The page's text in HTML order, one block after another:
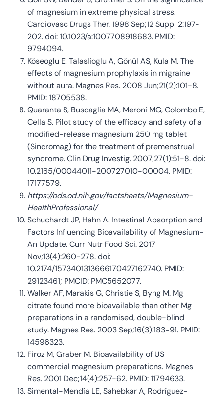
of magnesium in extreme physical stress.
Cardiovasc Drugs Ther. 1998 Sep;12 Suppl 2:197-
202. doi: 10.1023/a:1007708918683. PMID:
9794094.
Köseoglu E, Talaslioglu A, Gönül AS, Kula M. The
effects of magnesium prophylaxis in migraine
without aura. Magnes Res. 2008 Jun;21(2):101-8.
PMID: 18705538.
Quaranta S, Buscaglia MA, Meroni MG, Colombo E,
Cella S. Pilot study of the efficacy and safety of a
modified-release magnesium 250 mg tablet
(Sincromag) for the treatment of premenstrual
syndrome. Clin Drug Investig. 2007;27(1):51-8. doi:
10.2165/00044011-200727010-00004. PMID:
17177579.
https://ods.od.nih.gov/factsheets/Magnesium-
HealthProfessional/
Schuchardt JP, Hahn A. Intestinal Absorption and
Factors Influencing Bioavailability of Magnesium-
An Update. Curr Nutr Food Sci. 2017
Nov;13(4):260-278. doi:
10.2174/1573401313666170427162740. PMID:
29123461; PMCID: PMC5652077.
Walker AF, Marakis G, Christie S, Byng M. Mg
citrate found more bioavailable than other Mg
preparations in a randomised, double-blind
study. Magnes Res. 2003 Sep;16(3):183-91. PMID:
14596323.
Firoz M, Graber M. Bioavailability of US
commercial magnesium preparations. Magnes
Res. 2001 Dec;14(4):257-62. PMID: 11794633.
Simental-Mendía LE, Sahebkar A, Rodríguez-